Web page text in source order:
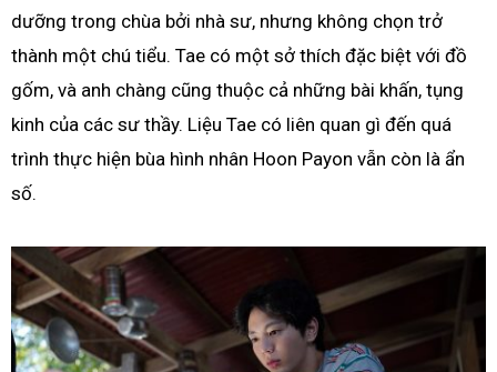
dưỡng trong chùa bởi nhà sư, nhưng không chọn trở
thành một chú tiểu. Tae có một sở thích đặc biệt với đồ
gốm, và anh chàng cũng thuộc cả những bài khấn, tụng
kinh của các sư thầy. Liệu Tae có liên quan gì đến quá
trình thực hiện bùa hình nhân Hoon Payon vẫn còn là ẩn
số.